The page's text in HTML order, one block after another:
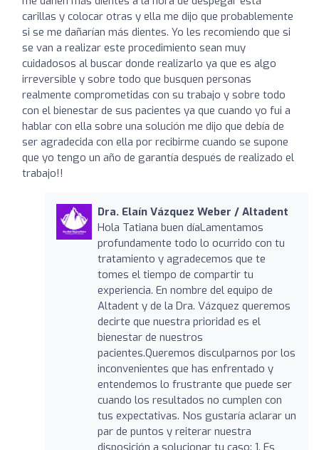
carillas y colocar otras y ella me dijo que probablemente
si se me dañarían más dientes. Yo les recomiendo que si
se van a realizar este procedimiento sean muy
cuidadosos al buscar donde realizarlo ya que es algo
irreversible y sobre todo que busquen personas
realmente comprometidas con su trabajo y sobre todo
con el bienestar de sus pacientes ya que cuando yo fui a
hablar con ella sobre una solución me dijo que debía de
ser agradecida con ella por recibirme cuando se supone
que yo tengo un año de garantía después de realizado el
trabajo!!
Dra. Elaín Vázquez Weber / Altadent
Hola Tatiana buen díaLamentamos
profundamente todo lo ocurrido con tu
tratamiento y agradecemos que te
tomes el tiempo de compartir tu
experiencia. En nombre del equipo de
Altadent y de la Dra. Vázquez queremos
decirte que nuestra prioridad es el
bienestar de nuestros
pacientes.Queremos disculparnos por los
inconvenientes que has enfrentado y
entendemos lo frustrante que puede ser
cuando los resultados no cumplen con
tus expectativas. Nos gustaría aclarar un
par de puntos y reiterar nuestra
disposición a solucionar tu caso: 1. Es